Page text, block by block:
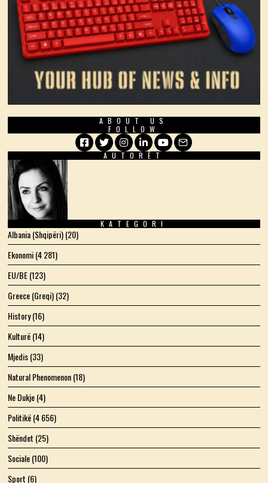
ABOUT US
FOLLOW
Facebook
TwitterInstagram
LinkedIn
YouTube
Email
AUTORËT
KATEGORI
Albania (Shqipëri)(20)
Ekonomi(4 281)
EU/BE(123)
Greece (Greqi)(32)
History(16)
Kulturë(14)
Mjedis(33)
Natural Phenomenon(18)
Ne Dukje(4)
Politikë(4 656)
Shëndet (25)
Sociale(100)
Sport (6)